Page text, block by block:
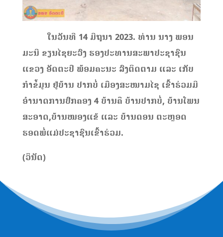
ໃນວັນທີ 14 ມີຖຸນາ 2023. ທ່ານ ນາງ ພອນ
ມະນີ ຂຽນໄຊຍະວົງ ຮອງປະທານສະພາປະຊາຊົນ
ແຂວງ ອັດຕະປື ພ້ອມຄະນະ ລົງຕິດຕາມ ແລະ ເກັບ
ກໍາຂໍ້ມູນ ຢູ່ບ້ານ ປາກບໍ່ ເມືອງສະໜາມໄຊ ເຂົ້າຮ່ວມມີ
ອໍານາດການປົກຄອງ 4 ບ້ານຄື ບ້ານປາກບໍ່, ບ້ານໂພນ
ສະອາດ,ບ້ານໜອງແຂ້ ແລະ ບ້ານດອນ ຕະຫຼອດ
ຮອດພໍ່ແມ່ປະຊາຊົນເຂົ້າຮ່ວມ.
(ວິນັດ)